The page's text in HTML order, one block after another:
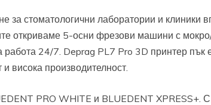
за стоматологични лаборатории и клиники
откриваме 5-осни фрезови машини с
24/7. Deprag PL7 Pro 3D принтер пък
висока производителност.
PRO WHITE и BLUEDENT XPRESS+.